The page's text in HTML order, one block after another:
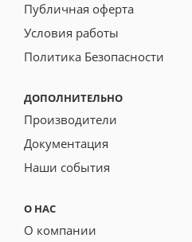
Публичная оферта
Условия работы
Политика Безопасности
ДОПОЛНИТЕЛЬНО
Производители
Документация
Наши события
О НАС
О компании